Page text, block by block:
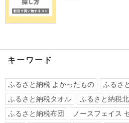
キーワード
ふるさと納税 よかったもの
ふるさ
ふるさと納税タオル
ふるさと納税
ふるさと納税布団
ノースフェイス